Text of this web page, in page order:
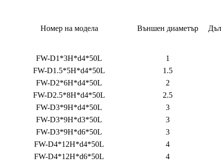
Номер на модела Външен диаметър
FW-D1*3H*d4*50L
1
FW-D1.5*5H*d4*50L
1.5
FW-D2*6H*d4*50L
2
FW-D2.5*8H*d4*50L
2.5
FW-D3*9H*d4*50L
3
FW-D3*9H*d3*50L
3
FW-D3*9H*d6*50L
3
FW-D4*12H*d4*50L
4
FW-D4*12H*d6*50L
4